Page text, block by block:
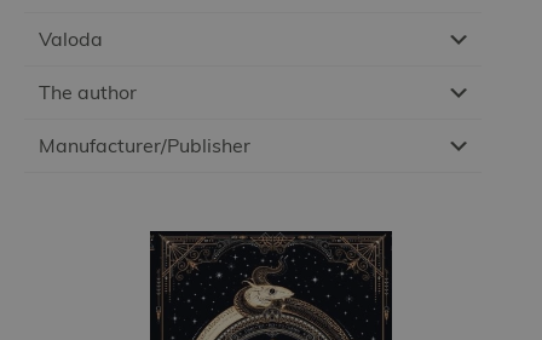
Valoda
The author
Manufacturer/Publisher